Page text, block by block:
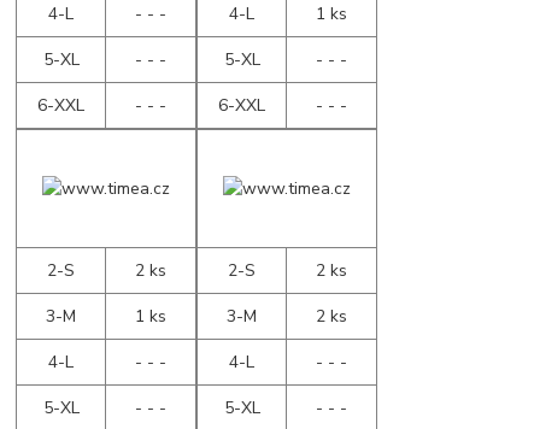
4-L
- - -
5-XL
- - -
6-XXL
- - -
4-L
1 ks
5-XL
- - -
6-XXL
- - -
2-S
2 ks
3-M
1 ks
4-L
- - -
5-XL
- - -
2-S
2 ks
3-M
2 ks
4-L
- - -
5-XL
- - -